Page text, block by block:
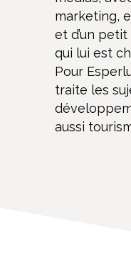
marketing,
et d’un
qui lui est
Pour
traite les
aussi